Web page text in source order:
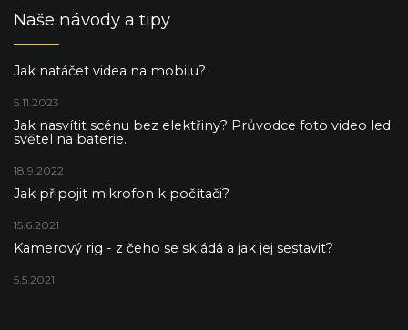
Naše návody a tipy
Jak natáčet videa na mobilu?
5.11.2023
Jak nasvítit scénu bez elektřiny? Průvodce foto video led
světel na baterie.
18.9.2022
Jak připojit mikrofon k počítači?
15.6.2021
Kamerový rig - z čeho se skládá a jak jej sestavit?
5.5.2021